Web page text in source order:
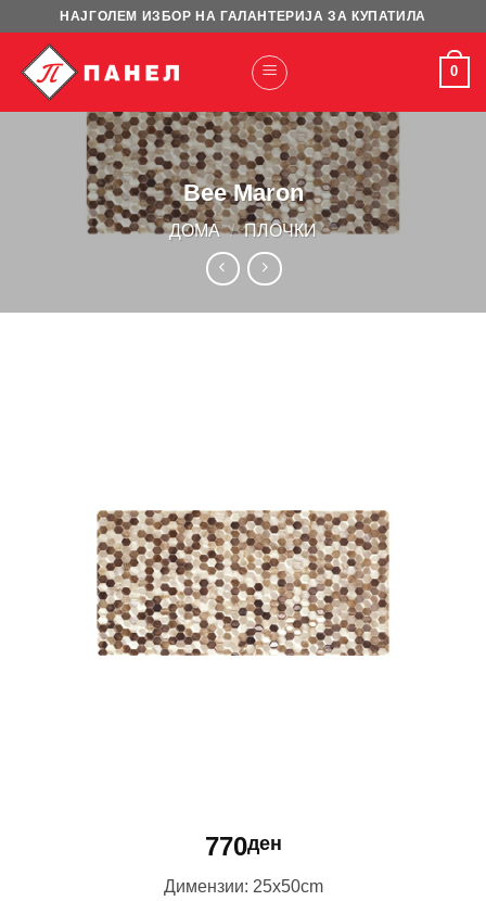
content
НАЈГОЛЕМ ИЗБОР НА ГАЛАНТЕРИЈА ЗА КУПАТИЛА
0
Bee Maron
ДОМА / ПЛОЧКИ
770ден
Димензии: 25x50cm